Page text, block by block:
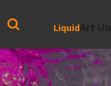
HauptinhaltLiquid